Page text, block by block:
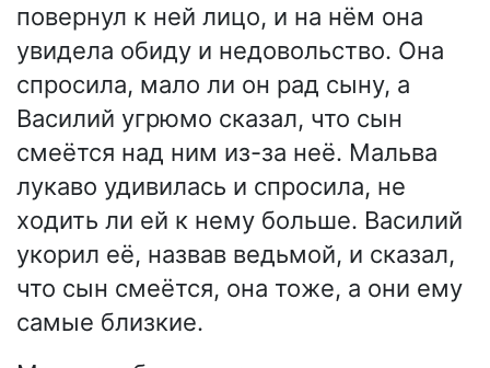
повернул к ней лицо, и на нём она
увидела обиду и недовольство. Она
спросила, мало ли он рад сыну, а
Василий угрюмо сказал, что сын
смеётся над ним из-за неё. Мальва
лукаво удивилась и спросила, не
ходить ли ей к нему больше. Василий
укорил её, назвав ведьмой, и сказал,
что сын смеётся, она тоже, а они ему
самые близкие.